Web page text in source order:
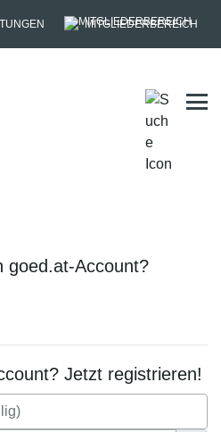
MITGLIEDERBEREICH
goed.at-Account?
Jetzt registrieren!